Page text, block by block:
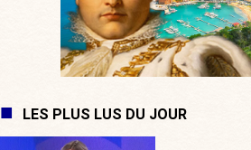
LES PLUS LUS DU JOUR